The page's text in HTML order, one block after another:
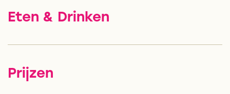
Eten & Drinken
Prijzen